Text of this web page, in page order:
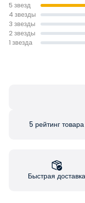
5 звезд
4 звезды
3 звезды
2 звезды
1 звезда
5 рейтинг товара
Быстрая доставка